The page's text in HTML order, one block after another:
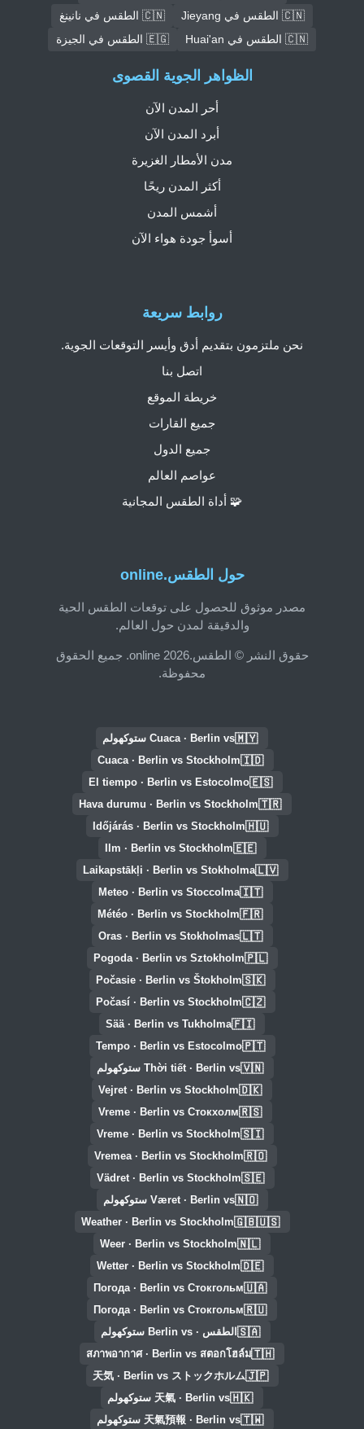
🇨🇳 الطقس في Jieyang
🇨🇳 الطقس في نانينغ
🇨🇳 الطقس في Huai'an
🇪🇬 الطقس في الجيزة
حول الطقس.online
مصدر موثوق للحصول على توقعات الطقس الحية
والدقيقة لمدن حول العالم.
حقوق النشر © الطقس.online 2026. جميع الحقوق
محفوظة.
روابط سريعة
نحن ملتزمون بتقديم أدق وأيسر التوقعات الجوية.
اتصل بنا
خريطة الموقع
جميع القارات
جميع الدول
عواصم العالم
🧩 أداة الطقس المجانية
الظواهر الجوية القصوى
أحر المدن الآن
أبرد المدن الآن
مدن الأمطار الغزيرة
أكثر المدن ريحًا
أشمس المدن
أسوأ جودة هواء الآن
🇲🇾Cuaca · Berlin vs ستوكهولم
🇮🇩
Cuaca · Berlin vs Stockholm
🇪🇸
El tiempo · Berlin vs Estocolmo
🇹🇷
Hava durumu · Berlin vs Stockholm
🇭🇺
Időjárás · Berlin vs Stockholm
🇪🇪
Ilm · Berlin vs Stockholm
🇱🇻
Laikapstākļi · Berlin vs Stokholma
🇮🇹
Meteo · Berlin vs Stoccolma
🇫🇷
Météo · Berlin vs Stockholm
🇱🇹
Oras · Berlin vs Stokholmas
🇵🇱
Pogoda · Berlin vs Sztokholm
🇸🇰
Počasie · Berlin vs Štokholm
🇨🇿
Počasí · Berlin vs Stockholm
🇫🇮
Sää · Berlin vs Tukholma
🇵🇹
Tempo · Berlin vs Estocolmo
🇻🇳Thời tiết · Berlin vs ستوكهولم
🇩🇰
Vejret · Berlin vs Stockholm
🇷🇸
Vreme · Berlin vs Стокхолм
🇸🇮
Vreme · Berlin vs Stockholm
🇷🇴
Vremea · Berlin vs Stockholm
🇸🇪
Vädret · Berlin vs Stockholm
🇳🇴Været · Berlin vs ستوكهولم
🇬🇧🇺🇸
Weather · Berlin vs Stockholm
🇳🇱
Weer · Berlin vs Stockholm
🇩🇪
Wetter · Berlin vs Stockholm
🇺🇦
Погода · Berlin vs Стокгольм
🇷🇺
Погода · Berlin vs Стокгольм
🇸🇦 الطقس · Berlin vs ستوكهولم
🇹🇭
สภาพอากาศ · Berlin vs สตอกโฮล์ม
🇯🇵
天気 · Berlin vs ストックホルム
🇭🇰天氣 · Berlin vs ستوكهولم
🇹🇼天氣預報 · Berlin vs ستوكهولم